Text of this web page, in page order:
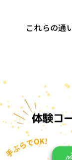
これらの通